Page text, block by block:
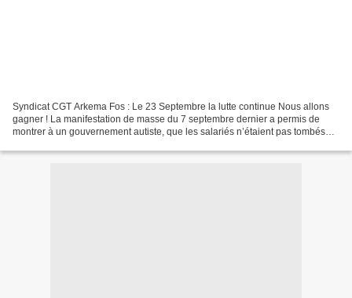
Syndicat CGT Arkema Fos : Le 23 Septembre la lutte continue Nous allons
gagner ! La manifestation de masse du 7 septembre dernier a permis de
montrer à un gouvernement autiste, que les salariés n’étaient pas tombés